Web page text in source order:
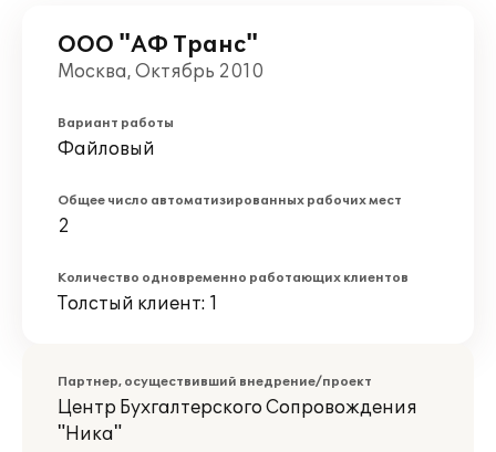
ООО "АФ Транс"
Москва, Октябрь 2010
Вариант работы
Файловый
Общее число автоматизированных рабочих мест
2
Количество одновременно работающих клиентов
Толстый клиент: 1
Партнер, осуществивший внедрение/проект
Центр Бухгалтерского Сопровождения
"Ника"